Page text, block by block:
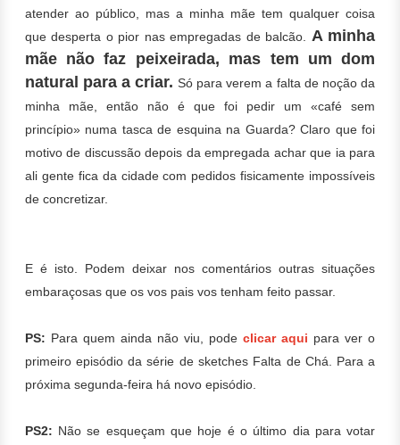
atender ao público, mas a minha mãe tem qualquer coisa
que desperta o pior nas empregadas de balcão. A minha
mãe não faz peixeirada, mas tem um dom
natural para a criar. Só para verem a falta de noção da
minha mãe, então não é que foi pedir um «café sem
princípio» numa tasca de esquina na Guarda? Claro que foi
motivo de discussão depois da empregada achar que ia para
ali gente fica da cidade com pedidos fisicamente impossíveis
de concretizar.
E é isto. Podem deixar nos comentários outras situações
embaraçosas que os vos pais vos tenham feito passar.
PS: Para quem ainda não viu, podeclicar aqui para ver o
primeiro episódio da série de sketches Falta de Chá. Para a
próxima segunda-feira há novo episódio.
PS2: Não se esqueçam que hoje é o último dia para votar